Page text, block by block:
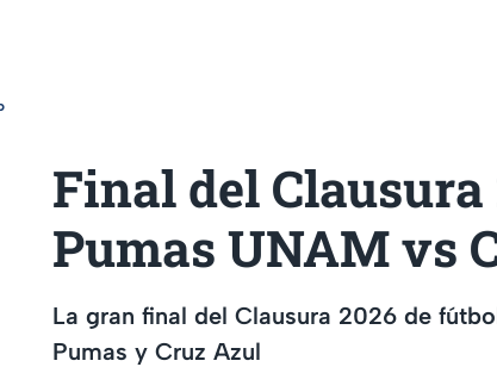
Final del
Pumas UNAM vs
La gran final del Clausura 2026 de
Pumas y Cruz Azul